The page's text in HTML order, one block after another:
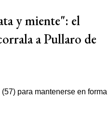
y miente": el
a Pullaro de